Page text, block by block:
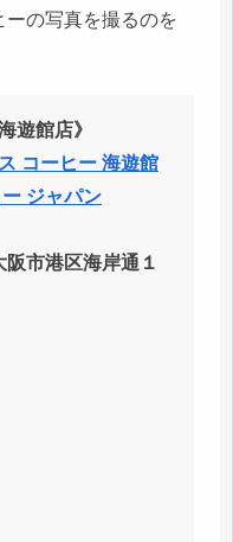
の写真を撮るのを
遊館店》
コーヒー 海遊館
ジャパン
市港区海岸通１